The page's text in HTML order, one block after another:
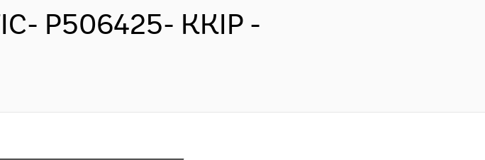
P506425- KKIP -